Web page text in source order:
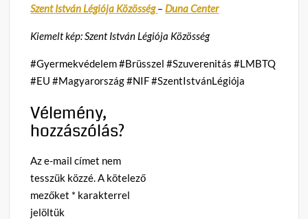
Szent István Légiója Közösség–Duna Center
Kiemelt kép: Szent István Légiója Közösség
#Gyermekvédelem #Brüsszel #Szuverenitás #LMBTQ
#EU #Magyarország #NIF #SzentIstvánLégiója
Vélemény,
hozzászólás?
Az e-mail címet nem
tesszük közzé.A kötelező
mezőket * karakterrel
jelöltük